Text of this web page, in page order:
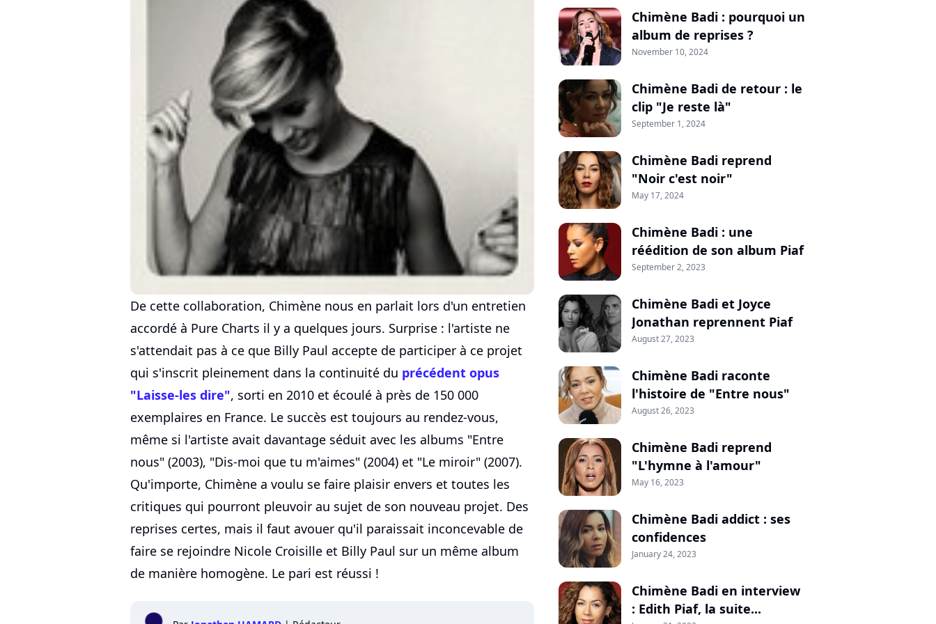
De cette collaboration, Chimène nous en parlait lors d'un entretien
accordé à Pure Charts il y a quelques jours. Surprise : l'artiste ne
s'attendait pas à ce que Billy Paul accepte de participer à ce projet
qui s'inscrit pleinement dans la continuité du précédent opus
"Laisse-les dire", sorti en 2010 et écoulé à près de 150 000
exemplaires en France. Le succès est toujours au rendez-vous,
même si l'artiste avait davantage séduit avec les albums "Entre
nous" (2003), "Dis-moi que tu m'aimes" (2004) et "Le miroir" (2007).
Qu'importe, Chimène a voulu se faire plaisir envers et toutes les
critiques qui pourront pleuvoir au sujet de son nouveau projet. Des
reprises certes, mais il faut avouer qu'il paraissait inconcevable de
faire se rejoindre Nicole Croisille et Billy Paul sur un même album
de manière homogène. Le pari est réussi !
Chimène Badi : pourquoi un
album de reprises ?
November 10, 2024
Chimène Badi de retour : le
clip "Je reste là"
September 1, 2024
Chimène Badi reprend
"Noir c'est noir"
May 17, 2024
Chimène Badi : une
réédition de son album Piaf
September 2, 2023
Chimène Badi et Joyce
Jonathan reprennent Piaf
August 27, 2023
Chimène Badi raconte
l'histoire de "Entre nous"
August 26, 2023
Chimène Badi reprend
"L'hymne à l'amour"
May 16, 2023
Chimène Badi addict : ses
confidences
January 24, 2023
Chimène Badi en interview
: Edith Piaf, la suite...